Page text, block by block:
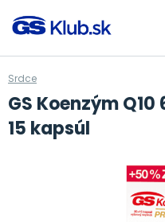
Srdce
GS Koenzým Q10
15 kapsúl